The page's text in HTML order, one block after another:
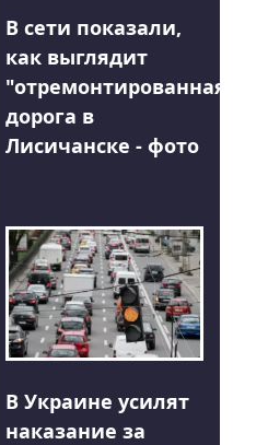
В сети показали,
как выглядит
"отремонтированная"
дорога в
Лисичанске - фото
В Украине усилят
наказание за